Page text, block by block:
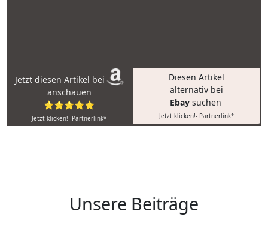
Jetzt diesen Artikel bei
anschauen
⭐⭐⭐⭐⭐
Jetzt klicken!- Partnerlink*
Diesen Artikel
alternativ bei
Ebay suchen
Jetzt klicken!- Partnerlink*
Unsere Beiträge